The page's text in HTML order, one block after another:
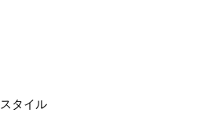
スタイル